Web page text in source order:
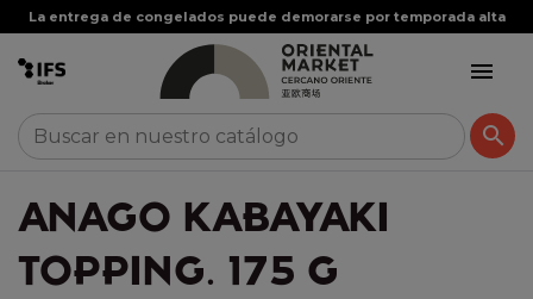
La entrega de congelados puede demorarse por temporada alta


ANAGO KABAYAKI
TOPPING. 175 G